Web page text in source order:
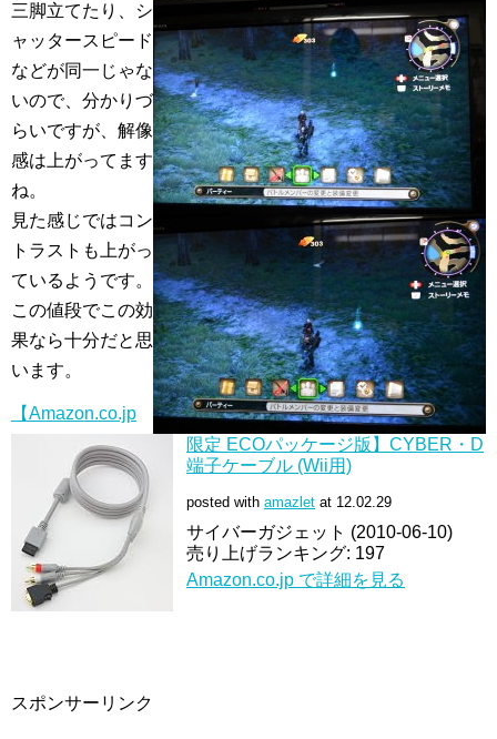
三脚立てたり、シ
ャッタースピード
などが同一じゃな
いので、分かりづ
らいですが、解像
感は上がってます
ね。
見た感じではコン
トラストも上がっ
ているようです。
この値段でこの効
果なら十分だと思
います。
【Amazon.co.jp
限定 ECOパッケージ版】CYBER・D
端子ケーブル (Wii用)
posted with amazlet at 12.02.29
サイバーガジェット (2010-06-10)
売り上げランキング: 197
Amazon.co.jp で詳細を見る
スポンサーリンク